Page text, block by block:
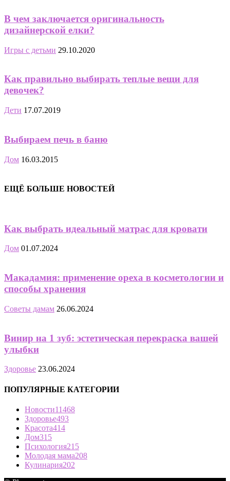
В чем заключается оригинальность
дизайнерской елки?
Игры с детьми 29.10.2020
Как правильно выбирать теплые вещи для
девочек?
Дети 17.07.2019
Выбираем печь в баню
Дом 16.03.2015
ЕЩЁ БОЛЬШЕ НОВОСТЕЙ
Как выбрать идеальный матрас для кровати
Дом 01.07.2024
Макадамия: применение ореха в косметологии и
способы хранения
Советы дамам 26.06.2024
Винир на 1 зуб: эстетическая перекраска вашей
улыбки
Здоровье 23.06.2024
ПОПУЛЯРНЫЕ КАТЕГОРИИ
Новости11468
Здоровье493
Красота414
Дом315
Психология215
Молодая мама208
Кулинария202